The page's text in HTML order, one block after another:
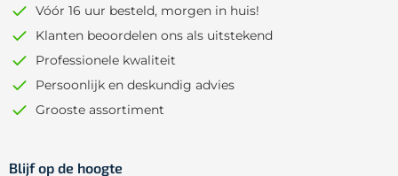
Vóór 16 uur besteld, morgen in huis!
Klanten beoordelen ons als uitstekend
Professionele kwaliteit
Persoonlijk en deskundig advies
Grooste assortiment
Blijf op de hoogte